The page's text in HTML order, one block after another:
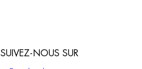
SUIVEZ-NOUS SUR